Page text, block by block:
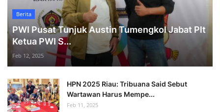
Berita
PWI Pusat Tunjuk Austin Tumengkol Jabat Plt
Ketua PWI S...
Feb 12, 2025
HPN 2025 Riau: Tribuana Said Sebut
Wartawan Harus Mempe...
Feb 11, 2025